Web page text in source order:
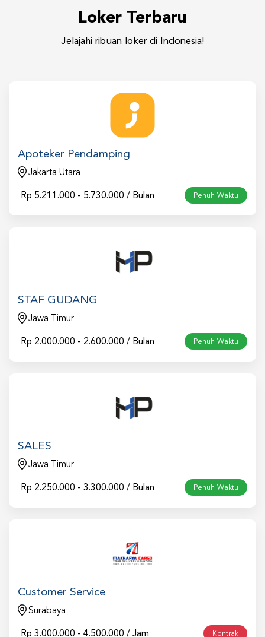
Loker Terbaru
Jelajahi ribuan loker di Indonesia!
Apoteker Pendamping
Jakarta Utara
Rp 5.211.000 - 5.730.000 / Bulan Penuh Waktu
STAF GUDANG
Jawa Timur
Rp 2.000.000 - 2.600.000 / Bulan Penuh Waktu
SALES
Jawa Timur
Rp 2.250.000 - 3.300.000 / Bulan Penuh Waktu
Customer Service
Surabaya
Rp 3.000.000 - 4.500.000 / Jam Kontrak